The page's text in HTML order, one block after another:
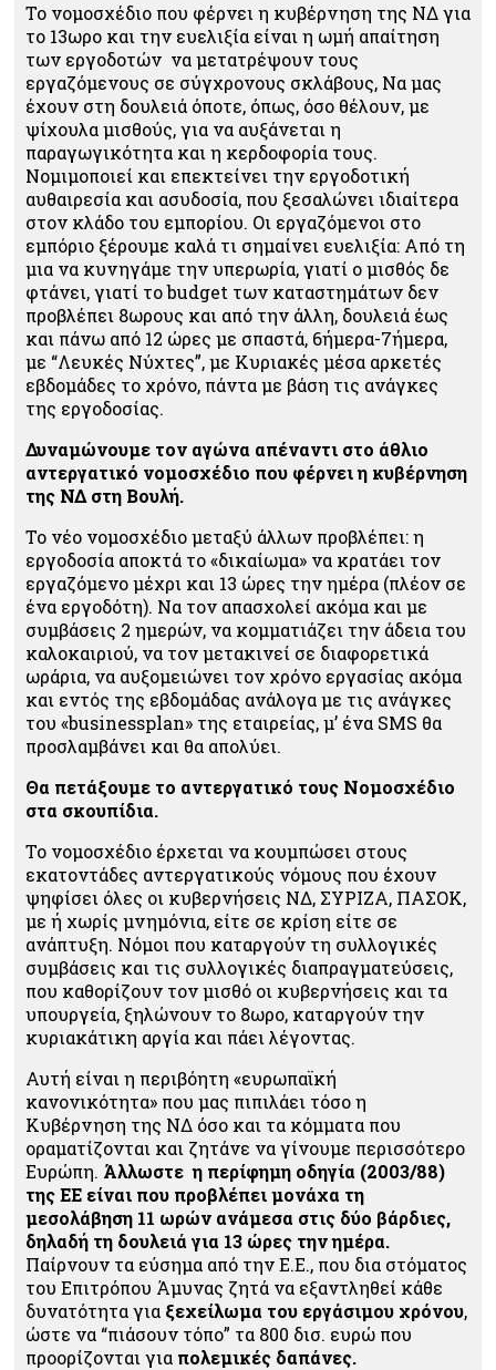
Το νομοσχέδιο που φέρνει η κυβέρνηση της ΝΔ για
το 13ωρο και την ευελιξία είναι η ωμή απαίτηση
των εργοδοτών να μετατρέψουν τους
εργαζόμενους σε σύγχρονους σκλάβους, Να μας
έχουν στη δουλειά όποτε, όπως, όσο θέλουν, με
ψίχουλα μισθούς, για να αυξάνεται η
παραγωγικότητα και η κερδοφορία τους.
Νομιμοποιεί και επεκτείνει την εργοδοτική
αυθαιρεσία και ασυδοσία, που ξεσαλώνει ιδιαίτερα
στον κλάδο του εμπορίου. Οι εργαζόμενοι στο
εμπόριο ξέρουμε καλά τι σημαίνει ευελιξία: Από τη
μια να κυνηγάμε την υπερωρία, γιατί ο μισθός δε
φτάνει, γιατί το budget των καταστημάτων δεν
προβλέπει 8ωρους και από την άλλη, δουλειά έως
και πάνω από 12 ώρες με σπαστά, 6ήμερα-7ήμερα,
με “Λευκές Νύχτες”, με Κυριακές μέσα αρκετές
εβδομάδες το χρόνο, πάντα με βάση τις ανάγκες
της εργοδοσίας.
Δυναμώνουμε τον αγώνα απέναντι στο άθλιο
αντεργατικό νομοσχέδιο που φέρνει η κυβέρνηση
της ΝΔ στη Βουλή.
Το νέο νομοσχέδιο μεταξύ άλλων προβλέπει:η
εργοδοσία αποκτά το «δικαίωμα» να κρατάει τον
εργαζόμενο μέχρι και 13 ώρες την ημέρα (πλέον σε
ένα εργοδότη). Να τον απασχολεί ακόμα και με
συμβάσεις 2 ημερών, να κομματιάζει την άδεια του
καλοκαιριού, να τον μετακινεί σε διαφορετικά
ωράρια, να αυξομειώνει τον χρόνο εργασίας ακόμα
και εντός της εβδομάδας ανάλογα με τις ανάγκες
του «businessplan» της εταιρείας, μ’ ένα SMS θα
προσλαμβάνει και θα απολύει.
Θα πετάξουμε το αντεργατικό τους Νομοσχέδιο
στα σκουπίδια.
Το νομοσχέδιο έρχεται να κουμπώσει στους
εκατοντάδες αντεργατικούς νόμους που έχουν
ψηφίσει όλες οι κυβερνήσεις ΝΔ, ΣΥΡΙΖΑ, ΠΑΣΟΚ,
με ή χωρίς μνημόνια, είτε σε κρίση είτε σε
ανάπτυξη. Νόμοι που καταργούν τη συλλογικές
συμβάσεις και τις συλλογικές διαπραγματεύσεις,
που καθορίζουν τον μισθό οι κυβερνήσεις και τα
υπουργεία, ξηλώνουν το 8ωρο, καταργούν την
κυριακάτικη αργία και πάει λέγοντας.
Αυτή είναι η περιβόητη «ευρωπαϊκή
κανονικότητα» που μας πιπιλάει τόσο η
Κυβέρνηση της ΝΔ όσο και τα κόμματα που
οραματίζονται και ζητάνε να γίνουμε περισσότερο
Ευρώπη. Άλλωστε η περίφημη οδηγία (2003/88)
της ΕΕ είναι που προβλέπει μονάχα τη
μεσολάβηση 11 ωρών ανάμεσα στις δύο βάρδιες,
δηλαδή τη δουλειά για 13 ώρες την ημέρα.
Παίρνουν τα εύσημα από την Ε.Ε., που δια στόματος
του Επιτρόπου Άμυνας ζητά να εξαντληθεί κάθε
δυνατότητα για ξεχείλωμα του εργάσιμου χρόνου,
ώστε να “πιάσουν τόπο” τα 800 δισ. ευρώ που
προορίζονται για πολεμικές δαπάνες.